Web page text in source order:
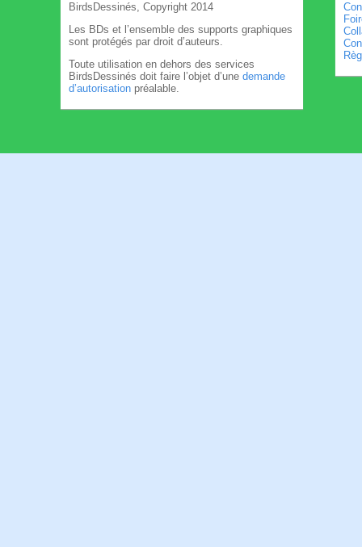
BirdsDessinés, Copyright 2014
Les BDs et l’ensemble des supports graphiques
sont protégés par droit d’auteurs.
Toute utilisation en dehors des services
BirdsDessinés doit faire l’objet d’une demande
d’autorisation préalable.